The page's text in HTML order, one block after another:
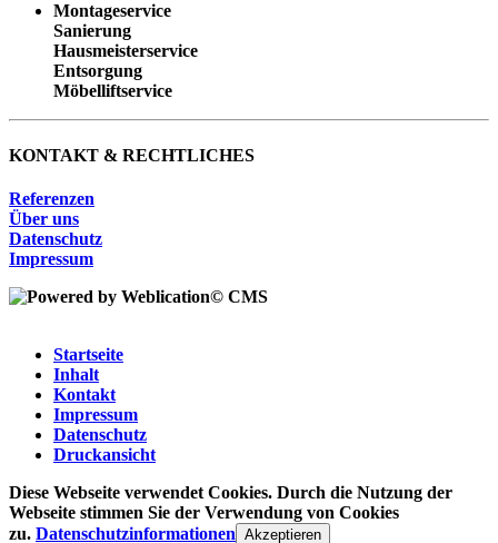
Montageservice
Sanierung
Hausmeisterservice
Entsorgung
Möbelliftservice
KONTAKT & RECHTLICHES
Referenzen
Über uns
Datenschutz
Impressum
Startseite
Inhalt
Kontakt
Impressum
Datenschutz
Druckansicht
Diese Webseite verwendet Cookies. Durch die Nutzung der
Webseite stimmen Sie der Verwendung von Cookies
zu. Datenschutzinformationen Akzeptieren